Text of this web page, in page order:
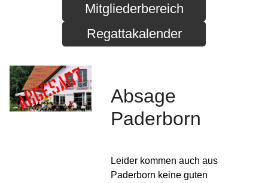
Mitgliederbereich
Regattakalender
Absage
Paderborn
Leider kommen auch aus
Paderborn keine guten